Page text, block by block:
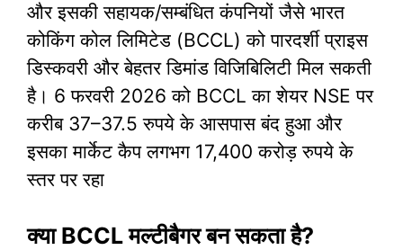
और इसकी सहायक/सम्बंधित कंपनियों जैसे भारत
कोकिंग कोल लिमिटेड (BCCL) को पारदर्शी प्राइस
डिस्कवरी और बेहतर डिमांड विजिबिलिटी मिल सकती
है। 6 फरवरी 2026 को BCCL का शेयर NSE पर
करीब 37–37.5 रुपये के आसपास बंद हुआ और
इसका मार्केट कैप लगभग 17,400 करोड़ रुपये के
स्तर पर रहा
क्या BCCL मल्टीबैगर बन सकता है?